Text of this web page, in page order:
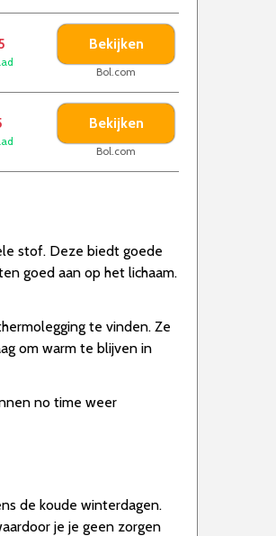
Bekijken
Bol.com
Bekijken
Bol.com
stof. Deze biedt goede
goed aan op het lichaam.
te vinden. Ze
om warm te blijven in
no time weer
de koude winterdagen.
je je geen zorgen